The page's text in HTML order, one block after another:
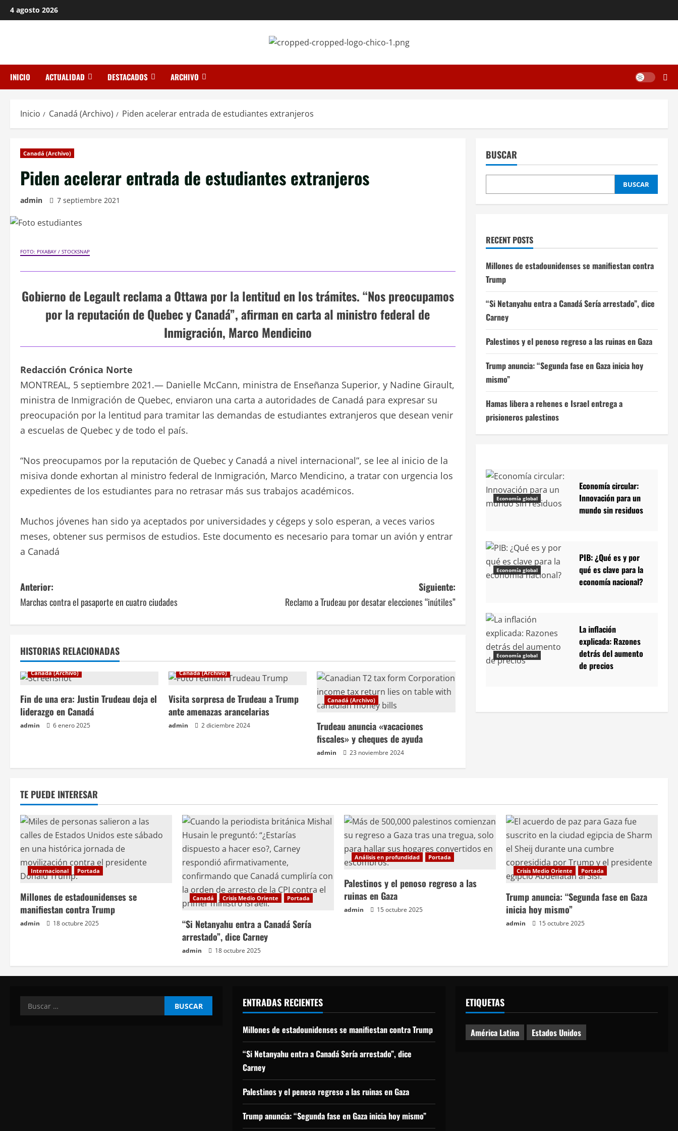
Saltar
al
4 agosto 2026
INICIO ACTUALIDAD DESTACADOS ARCHIVO
Inicio Canadá (Archivo) Piden acelerar entrada de estudiantes extranjeros
Canadá (Archivo)
Piden acelerar entrada de estudiantes extranjeros
admin 7 septiembre 2021
FOTO: PIXABAY / STOCKSNAP
Gobierno de Legault reclama a Ottawa por la lentitud en los trámites. “Nos preocupamos
por la reputación de Quebec y Canadá”, afirman en carta al ministro federal de
Inmigración, Marco Mendicino
Redacción Crónica Norte
MONTREAL, 5 septiembre 2021.— Danielle McCann, ministra de Enseñanza Superior, y Nadine Girault,
ministra de Inmigración de Quebec, enviaron una carta a autoridades de Canadá para expresar su
preocupación por la lentitud para tramitar las demandas de estudiantes extranjeros que desean venir
a escuelas de Quebec y de todo el país.
“Nos preocupamos por la reputación de Quebec y Canadá a nivel internacional”, se lee al inicio de la
misiva donde exhortan al ministro federal de Inmigración, Marco Mendicino, a tratar con urgencia los
expedientes de los estudiantes para no retrasar más sus trabajos académicos.
Muchos jóvenes han sido ya aceptados por universidades y cégeps y solo esperan, a veces varios
meses, obtener sus permisos de estudios. Este documento es necesario para tomar un avión y entrar
a Canadá
N
a
v
e
g
a
c
d
e
e
n
t
r
a
a
s
Anterior:
Marchas contra el pasaporte en cuatro ciudades
Siguiente:
Reclamo a Trudeau por desatar elecciones “inútiles”
HISTORIAS RELACIONADAS
Canadá (Archivo)
Fin de una era: Justin Trudeau deja el
liderazgo en Canadá
admin 6 enero 2025
Canadá (Archivo)
Visita sorpresa de Trudeau a Trump
ante amenazas arancelarias
admin 2 diciembre 2024
Canadá (Archivo)
Trudeau anuncia «vacaciones
fiscales» y cheques de ayuda
admin 23 noviembre 2024
BUSCAR
BUSCAR
RECENT POSTS
Millones de estadounidenses se manifiestan contra
Trump
“Si Netanyahu entra a Canadá Sería arrestado”, dice
Carney
Palestinos y el penoso regreso a las ruinas en Gaza
Trump anuncia: “Segunda fase en Gaza inicia hoy
mismo”
Hamas libera a rehenes e Israel entrega a
prisioneros palestinos
Economía global
Economía circular:
Innovación para un
mundo sin residuos
Economía global
PIB: ¿Qué es y por
qué es clave para la
economía nacional?
Economía global
La inflación
explicada: Razones
detrás del aumento
de precios
TE PUEDE INTERESAR
Internacional Portada
Millones de estadounidenses se
manifiestan contra Trump
admin 18 octubre 2025
Canadá Crisis Medio Oriente Portada
“Si Netanyahu entra a Canadá Sería
arrestado”, dice Carney
admin 18 octubre 2025
Análisis en profundidad Portada
Palestinos y el penoso regreso a las
ruinas en Gaza
admin 15 octubre 2025
Crisis Medio Oriente Portada
Trump anuncia: “Segunda fase en Gaza
inicia hoy mismo”
admin 15 octubre 2025
Buscar: ENTRADAS RECIENTES
Millones de estadounidenses se manifiestan contra Trump
“Si Netanyahu entra a Canadá Sería arrestado”, dice
Carney
Palestinos y el penoso regreso a las ruinas en Gaza
Trump anuncia: “Segunda fase en Gaza inicia hoy mismo”
ETIQUETAS
América Latina Estados Unidos